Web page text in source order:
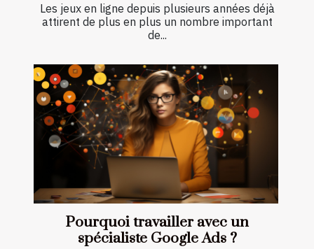
Les jeux en ligne depuis plusieurs années déjà
attirent de plus en plus un nombre important
de...
Pourquoi travailler avec un
spécialiste Google Ads ?